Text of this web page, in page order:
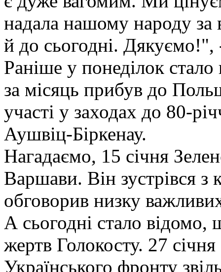
надала нашому народу за
й до сьогодні. Дякуємо!",
Раніше у понеділок
за місяць прибув до
участі у заходах до 80-
Аушвіц-Біркенау.
Нагадаємо, 15 січня
Варшави. Він зустрівся з
обговорив низку
А сьогодні стало
жертв Голокосту. 27
Українського фронту